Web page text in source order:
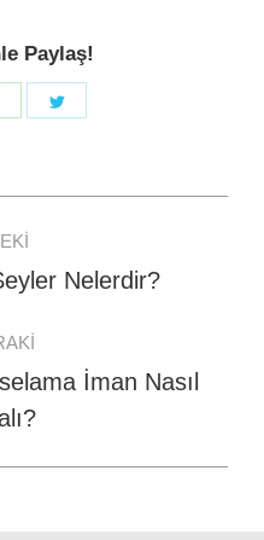
Paylaş!
Share
Nelerdir?
İman Nasıl